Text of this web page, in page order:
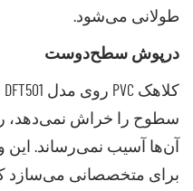
طولانی می‌شود.
درپوش سطح‌دوست
سطوح را خراش نمی‌دهد،
آن‌ها آسیب نمی‌رساند. این
برای متخصصانی